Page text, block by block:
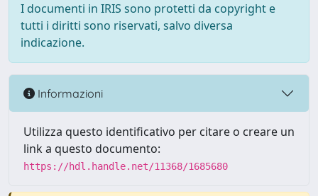
I documenti in IRIS sono protetti da copyright e
tutti i diritti sono riservati, salvo diversa
indicazione.
Informazioni
Utilizza questo identificativo per citare o creare un
link a questo documento:
https://hdl.handle.net/11368/1685680